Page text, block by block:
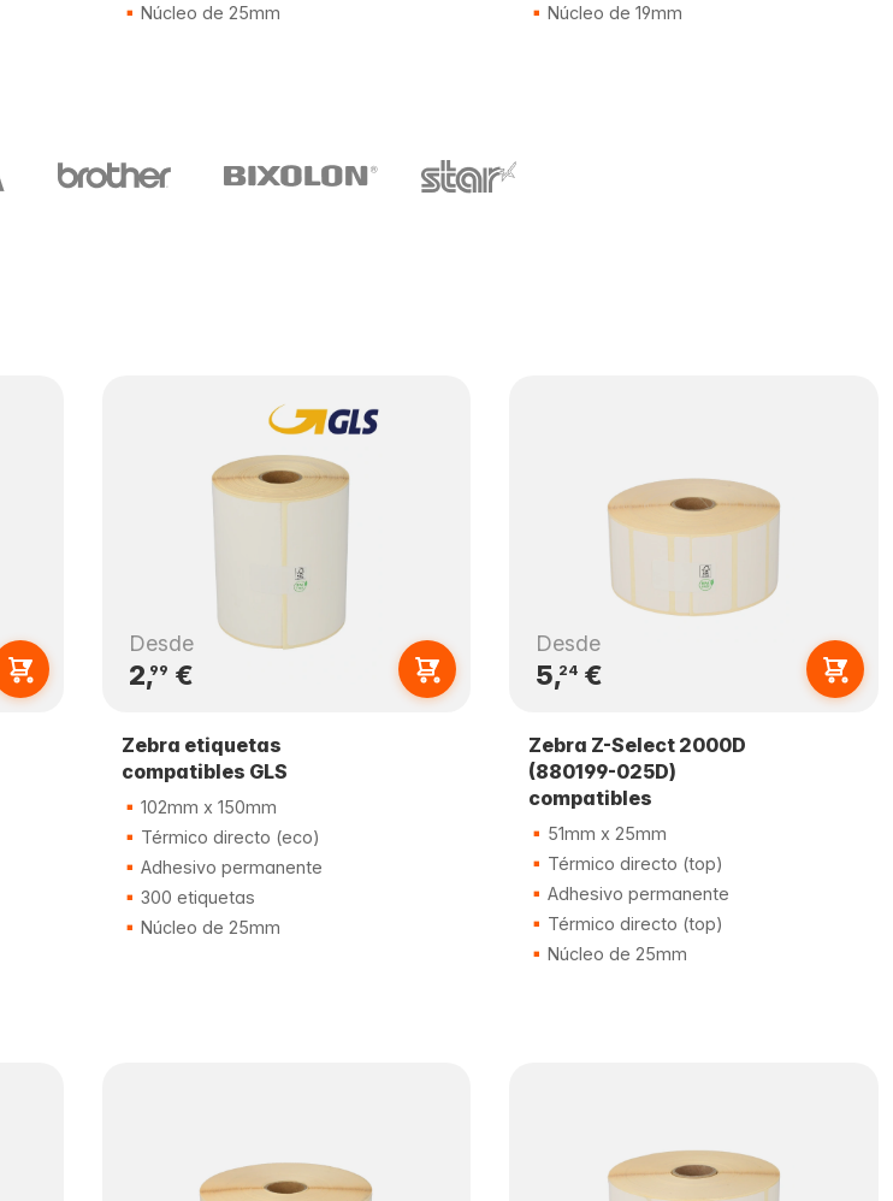
Núcleo de 25mm
Núcleo de 19mm
Desde
2,99 €
Zebra etiquetas
compatibles GLS
102mm x 150mm
Térmico directo (eco)
Adhesivo permanente
300 etiquetas
Núcleo de 25mm
Desde
5,24€
Zebra Z-Select 2000D
(880199-025D)
compatibles
51mm x 25mm
Térmico directo (top)
Adhesivo permanente
Térmico directo (top)
Núcleo de 25mm